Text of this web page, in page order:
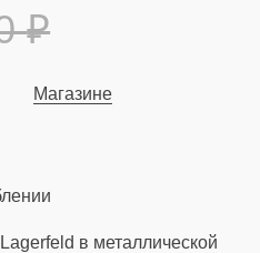
₽
Магазине
в металлической